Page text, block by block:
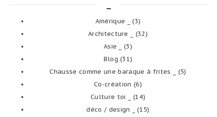
Amérique _
(3)
Architecture _
(32)
Asie _
(3)
Blog (31)
Chausse comme une baraque à frites _
(5)
Co-création (6)
Culture toi _
(14)
déco / design _
(15)